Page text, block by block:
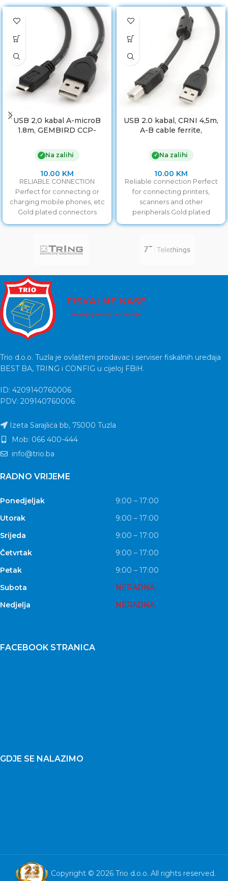
USB 2,0 kabal A-microB
1.8m, GEMBIRD CCP-
✓ Na zalihi
10.00 KM
RELIABLE CONNECTION
Perfect for connecting or
charging mobile phones, etc
Gold plated connectors
USB 2.0 kabal, CRNI 4,5m,
A-B cable ferrite,
AMBM-15
✓ Na zalihi
10.00 KM
Reliable connection Perfect
for connecting printers,
scanners and other
peripherals Gold plated
contacts
Trio d.o.o. Tuzla je ovlašteni prodavac i serviser fiskalnih uređaja
BEST BA, TRING i CONFIG u cijeloj FBiH.
ID: 4209140760006
PDV: 209140760006
Izeta Sarajlića bb, 75000 Tuzla
Mob: 066 400-444
info@trio.ba
RADNO VRIJEME
Ponedjeljak
9:00 – 17:00
Utorak
9:00 – 17:00
Srijeda
9:00 – 17:00
Četvrtak
9:00 – 17:00
Petak
9:00 – 17:00
Subota
NERADNA
Nedjelja
NERADNA
FACEBOOK STRANICA
GDJE SE NALAZIMO
Copyright © 2026 Trio d.o.o. All rights reserved.